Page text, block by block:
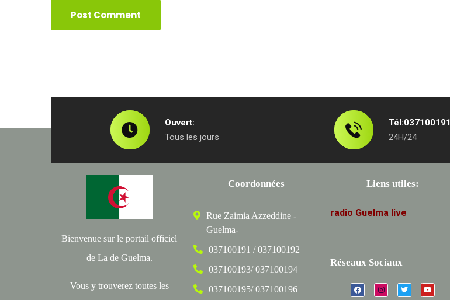
Ouvert:
Tous les jours
Tél:037100191
24H/24
Bienvenue sur le portail officiel
de La de Guelma.
Vous y trouverez toutes les
Coordonnées
Rue Zaimia Azzeddine -
Guelma-
037100191 / 037100192
037100193/ 037100194
037100195/ 037100196
Liens utiles:
radio Guelma live
Réseaux Sociaux